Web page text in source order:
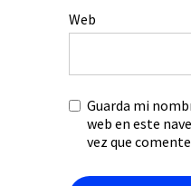
Web
Guarda mi
web en este
vez que